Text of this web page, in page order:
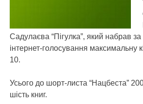
Садулаєва “Пігулка”, який набрав
інтернет-голосування максимальну
10.
Усього до шорт-листа “Нацбеста”
шість книг.